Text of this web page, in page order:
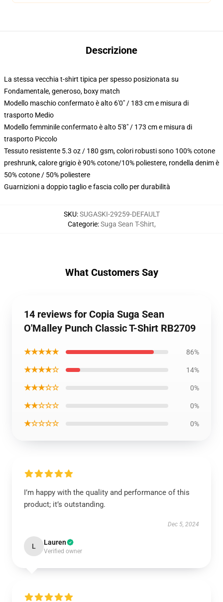
Descrizione
La stessa vecchia t-shirt tipica per spesso posizionata su
Fondamentale, generoso, boxy match
Modello maschio confermato è alto 6'0" / 183 cm e misura di
trasporto Medio
Modello femminile confermato è alto 5'8" / 173 cm e misura di
trasporto Piccolo
Tessuto resistente 5.3 oz / 180 gsm, colori robusti sono 100% cotone
preshrunk, calore grigio è 90% cotone/10% poliestere, rondella denim è
50% cotone / 50% poliestere
Guarnizioni a doppio taglio e fascia collo per durabilità
SKU:SUGASKI-29259-DEFAULT
Categorie:Suga Sean T-Shirt,
What Customers Say
14 reviews for Copia Suga Sean
O'Malley Punch Classic T-Shirt RB2709
★★★★★ 86%
★★★★☆ 14%
★★★☆☆ 0%
★★☆☆☆ 0%
★☆☆☆☆ 0%
I’m happy with the quality and performance of this
product; it’s outstanding.
Dec 5, 2024
L Lauren
Verified owner